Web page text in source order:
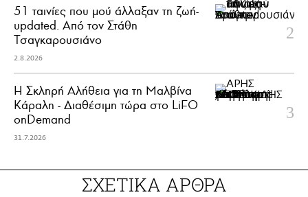
51 ταινίες που μού άλλαξαν τη ζωή-
updated. Aπό τον Στάθη
Τσαγκαρουσιάνο
2.8.2026
Η Σκληρή Αλήθεια για τη Μαλβίνα
Κάραλη - Διαθέσιμη τώρα στo LiFO
onDemand
31.7.2026
ΣΧΕΤΙΚΑ ΑΡΘΡΑ